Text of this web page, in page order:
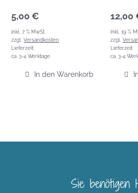
5,00 €
inkl. 7 % MwSt.
zzgl.Versandkosten
Lieferzeit:
ca. 3-4 Werktage
In den Warenkorb
12,00
inkl. 19 %
zzgl.
Lieferzeit:
ca. 3-4
Sie benötigen